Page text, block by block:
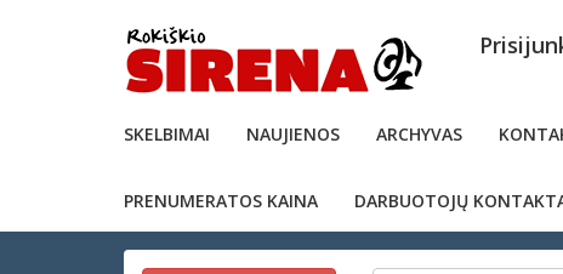
SKELBIMAI NAUJIENOS ARCHYVAS
PRENUMERATOS KAINA DARBUOTOJŲ